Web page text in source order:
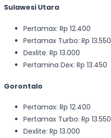
Sulawesi Utara
Pertamax: Rp 12.400
Pertamax Turbo: Rp 13.550
Dexlite: Rp 13.000
Pertamina Dex: Rp 13.450
Gorontalo
Pertamax: Rp 12.400
Pertamax Turbo: Rp 13.550
Dexlite: Rp 13.000